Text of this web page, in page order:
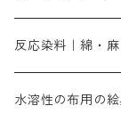
人気のおすすめ直接
染色に必要な薬品類
お買い得品
染料一覧
反応染料｜綿・
お勧めの3原色（
水溶性の布用の